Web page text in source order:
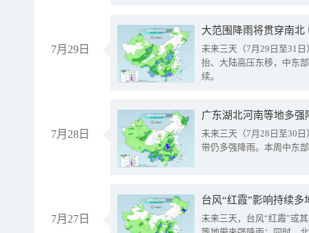
7月29日
大范围降雨将贯穿南
未来三天（7月29日至31
抬、大陆高压东移，中东
续。
7月28日
广东湖北河南等地多
未来三天（7月28日至30
带仍多强降雨。本周中东
7月27日
台风“红霞”影响持续
未来三天，台风“红霞”或